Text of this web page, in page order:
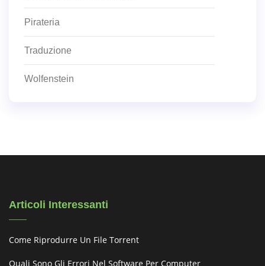
Pirateria
Traduzione
Wolfenstein
Articoli Interessanti
Come Riprodurre Un File Torrent
Quali Sono Gli Errori Nel Software Per Computer